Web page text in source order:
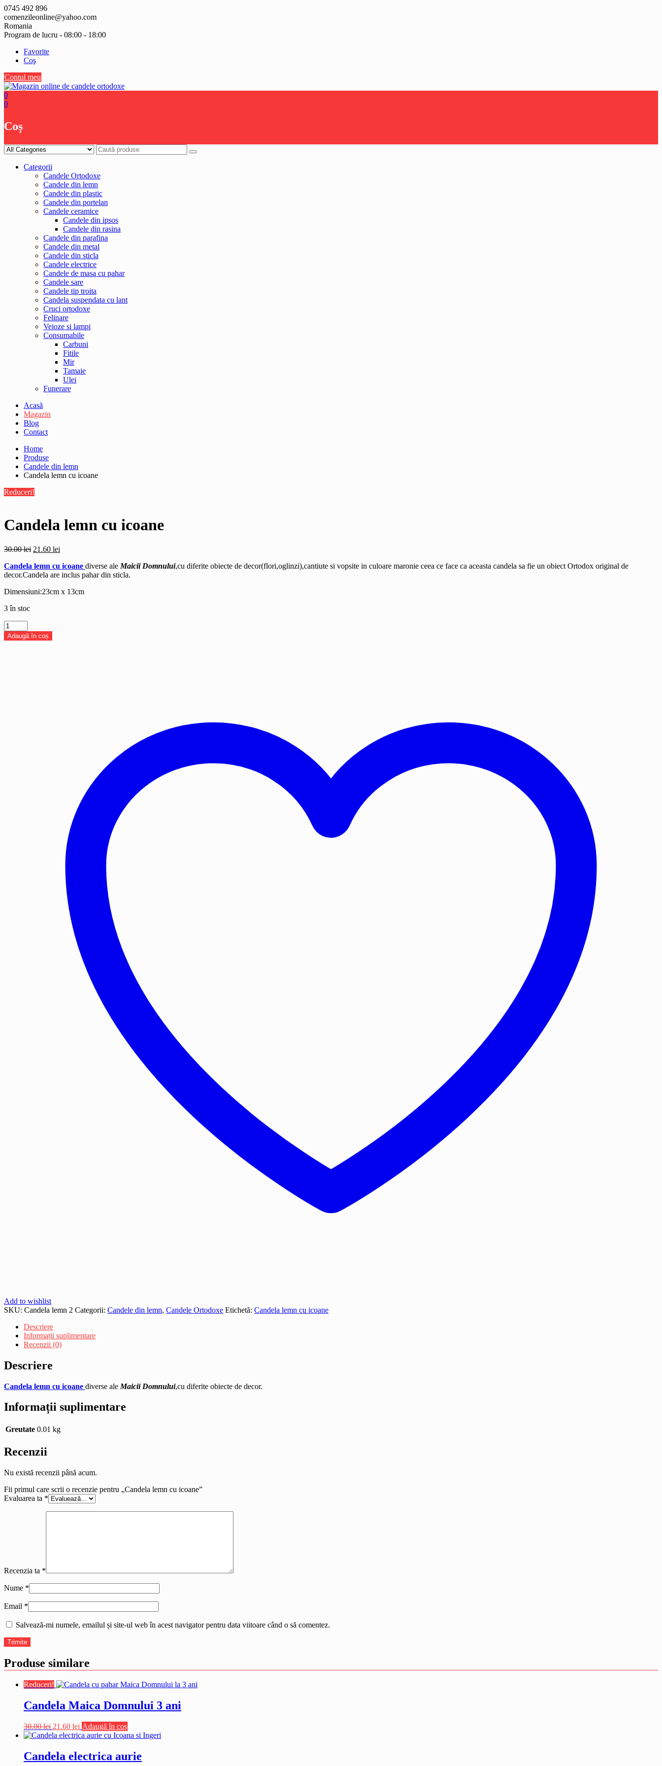
Skip
to
content
0745 492 896
comenzileonline@yahoo.com
Romania
Program de lucru - 08:00 - 18:00
Favorite
Coş
Contul meu
0
0
Coș
Categorii
Candele Ortodoxe
Candele din lemn
Candele din plastic
Candele din portelan
Candele ceramice
Candele din ipsos
Candele din rasina
Candele din parafina
Candele din metal
Candele din sticla
Candele electrice
Candele de masa cu pahar
Candele sare
Candele tip troita
Candela suspendata cu lant
Cruci ortodoxe
Felinare
Veioze si lampi
Consumabile
Carbuni
Fitile
Mir
Tamaie
Ulei
Funerare
Acasă
Magazin
Blog
Contact
Home
Produse
Candele din lemn
Candela lemn cu icoane
Reduceri!
Candela lemn cu icoane
30.00lei Prețul
a
fost:
21.60 lei
este:
21.60 lei.
Candela lemn cu icoane diverse ale Maicii Domnului,cu diferite obiecte de decor(flori,oglinzi),cantiute si vopsite in culoare maronie ceea ce face ca aceasta candela sa fie un obiect Ortodox original de
decor.Candela are inclus pahar din sticla.
Dimensiuni:23cm x 13cm
3 în stoc
Cantitate
Candela
lemn
Adaugă în coș
Add to wishlist
SKU: Candela lemn 2 Categorii: Candele din lemn, Candele Ortodoxe Etichetă: Candela lemn cu icoane
Descriere
Informații suplimentare
Recenzii (0)
Descriere
Candela lemn cu icoane diverse ale Maicii Domnului,cu diferite obiecte de decor.
Informații suplimentare
Greutate 0.01 kg
Recenzii
Nu există recenzii până acum.
Fii primul care scrii o recenzie pentru „Candela lemn cu icoane”
Evaluarea ta *
Recenzia ta *
Nume *
Email *
Salvează-mi numele, emailul și site-ul web în acest navigator pentru data viitoare când o să comentez.
Produse similare
Reduceri!
Candela Maica Domnului 3 ani
30.00lei Prețul
inițial
fost:
30.00 lei.
21.60 lei Prețul
curent
21.60 lei.
Adaugă în coș
Candela electrica aurie